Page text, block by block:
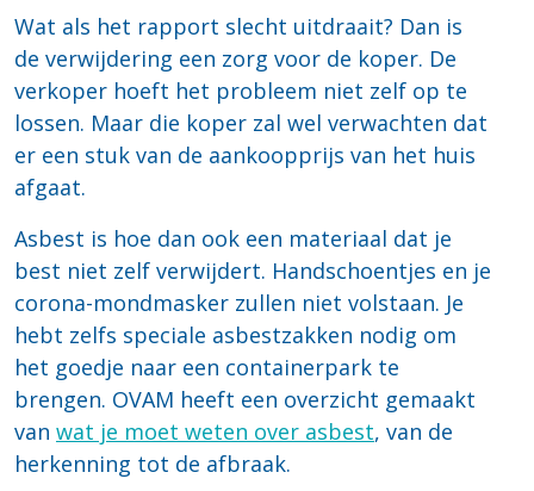
Wat als het rapport slecht uitdraait? Dan is
de verwijdering een zorg voor de koper. De
verkoper hoeft het probleem niet zelf op te
lossen. Maar die koper zal wel verwachten dat
er een stuk van de aankoopprijs van het huis
afgaat.
Asbest is hoe dan ook een materiaal dat je
best niet zelf verwijdert. Handschoentjes en je
corona-mondmasker zullen niet volstaan. Je
hebt zelfs speciale asbestzakken nodig om
het goedje naar een containerpark te
brengen. OVAM heeft een overzicht gemaakt
van wat je moet weten over asbest, van de
herkenning tot de afbraak.